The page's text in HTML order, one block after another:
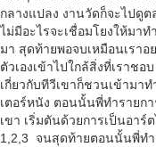
กลางแปลง งานวัดก็จะไปดูต
ไม่มีอะไรจะเชื่อมโยงให้มาท
มา สุดท้ายพอจบเหมือนเราอ
ตัวเองเข้าไปใกล้สิ่งที่เราช
เกี่ยวกับทีวีเขาก็ชวนเข้ามา
เตอร์หนัง ตอนนั้นพี่ทำรายก
เขา เริ่มตันด้วยการเป็นอาร์
1,2,3 จนสุดท้ายตอนนั้นพี่ท